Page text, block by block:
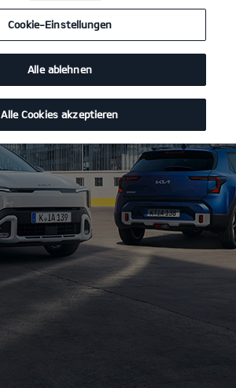
Cookie-Einstellungen
Alle ablehnen
Alle Cookies akzeptieren